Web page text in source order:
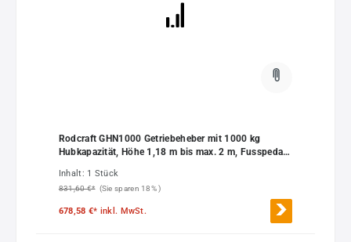
Rodcraft GHN1000 Getriebeheber mit 1000 kg
Hubkapazität, Höhe 1,18 m bis max. 2 m, Fusspedal,
langsames Absenken, Gewicht 48,1 kg
Inhalt: 1 Stück
831,60 €* (Sie sparen 18% )
678,58 €* inkl. MwSt.